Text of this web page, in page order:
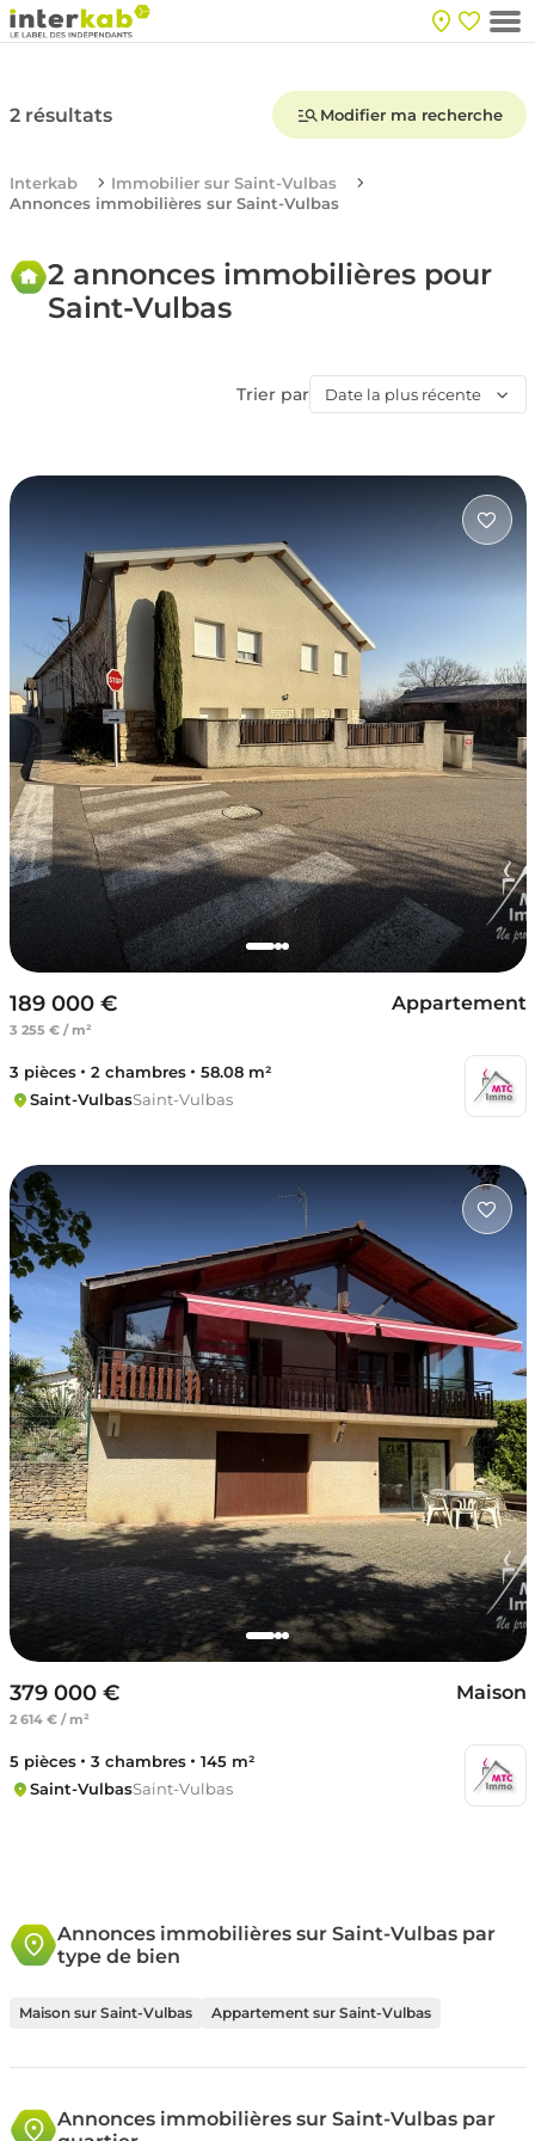
2 résultats Modifier ma recherche
Interkab
Immobilier sur Saint-Vulbas
Annonces immobilières sur Saint-Vulbas
2 annonces immobilières pour
Saint-Vulbas
Trier par Date la plus récente
189 000 €
3 255 € / m²
Appartement
3 pièces 2 chambres
58.08 m²
Saint-VulbasSaint-Vulbas
379 000 €
2 614 € / m²
Maison
5 pièces 3 chambres
145 m²
Saint-VulbasSaint-Vulbas
Annonces immobilières sur Saint-Vulbas par
type de bien
Maison sur Saint-Vulbas Appartement sur Saint-Vulbas
Annonces immobilières sur Saint-Vulbas par